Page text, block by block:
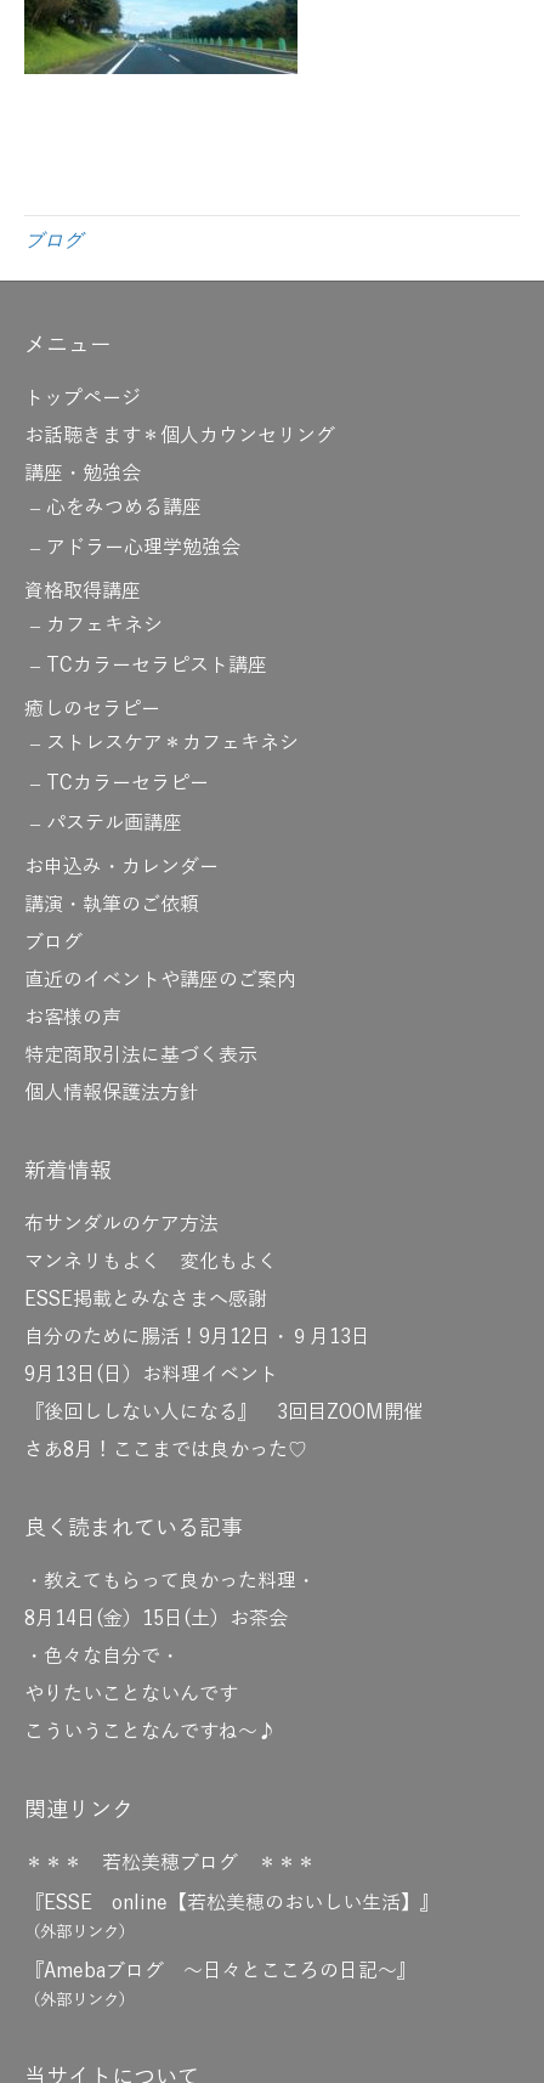
ブログ
メニュー
トップページ
お話聴きます＊個人カウンセリング
講座・勉強会
心をみつめる講座
アドラー心理学勉強会
資格取得講座
カフェキネシ
TCカラーセラピスト講座
癒しのセラピー
ストレスケア＊カフェキネシ
TCカラーセラピー
パステル画講座
お申込み・カレンダー
講演・執筆のご依頼
ブログ
直近のイベントや講座のご案内
お客様の声
特定商取引法に基づく表示
個人情報保護法方針
新着情報
布サンダルのケア方法
マンネリもよく 変化もよく
ESSE掲載とみなさまへ感謝
自分のために腸活！9月12日・９月13日
9月13日(日）お料理イベント
『後回ししない人になる』 3回目ZOOM開催
さあ8月！ここまでは良かった♡
良く読まれている記事
・教えてもらって良かった料理・
8月14日(金）15日(土）お茶会
・色々な自分で・
やりたいことないんです
こういうことなんですね～♪
関連リンク
＊＊＊ 若松美穂ブログ ＊＊＊
『ESSE online【若松美穂のおいしい生活】』
（外部リンク）
『Amebaブログ ～日々とこころの日記～』
（外部リンク）
当サイトについて